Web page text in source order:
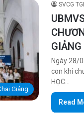
Giảng
SVCG
Ngày 28/
con khi
HỌC…
Read